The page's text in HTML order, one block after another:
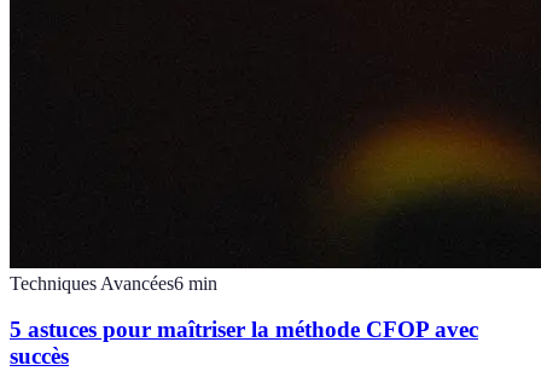
Techniques Avancées6 min
5 astuces pour maîtriser la méthode CFOP avec
succès